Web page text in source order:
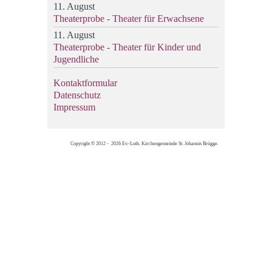
11. August
Theaterprobe - Theater für Erwachsene
11. August
Theaterprobe - Theater für Kinder und
Jugendliche
Kontaktformular
Datenschutz
Impressum
Copyright © 2012 - 2026 Ev.-Luth. Kirchengemeinde St. Johannis Brügge.